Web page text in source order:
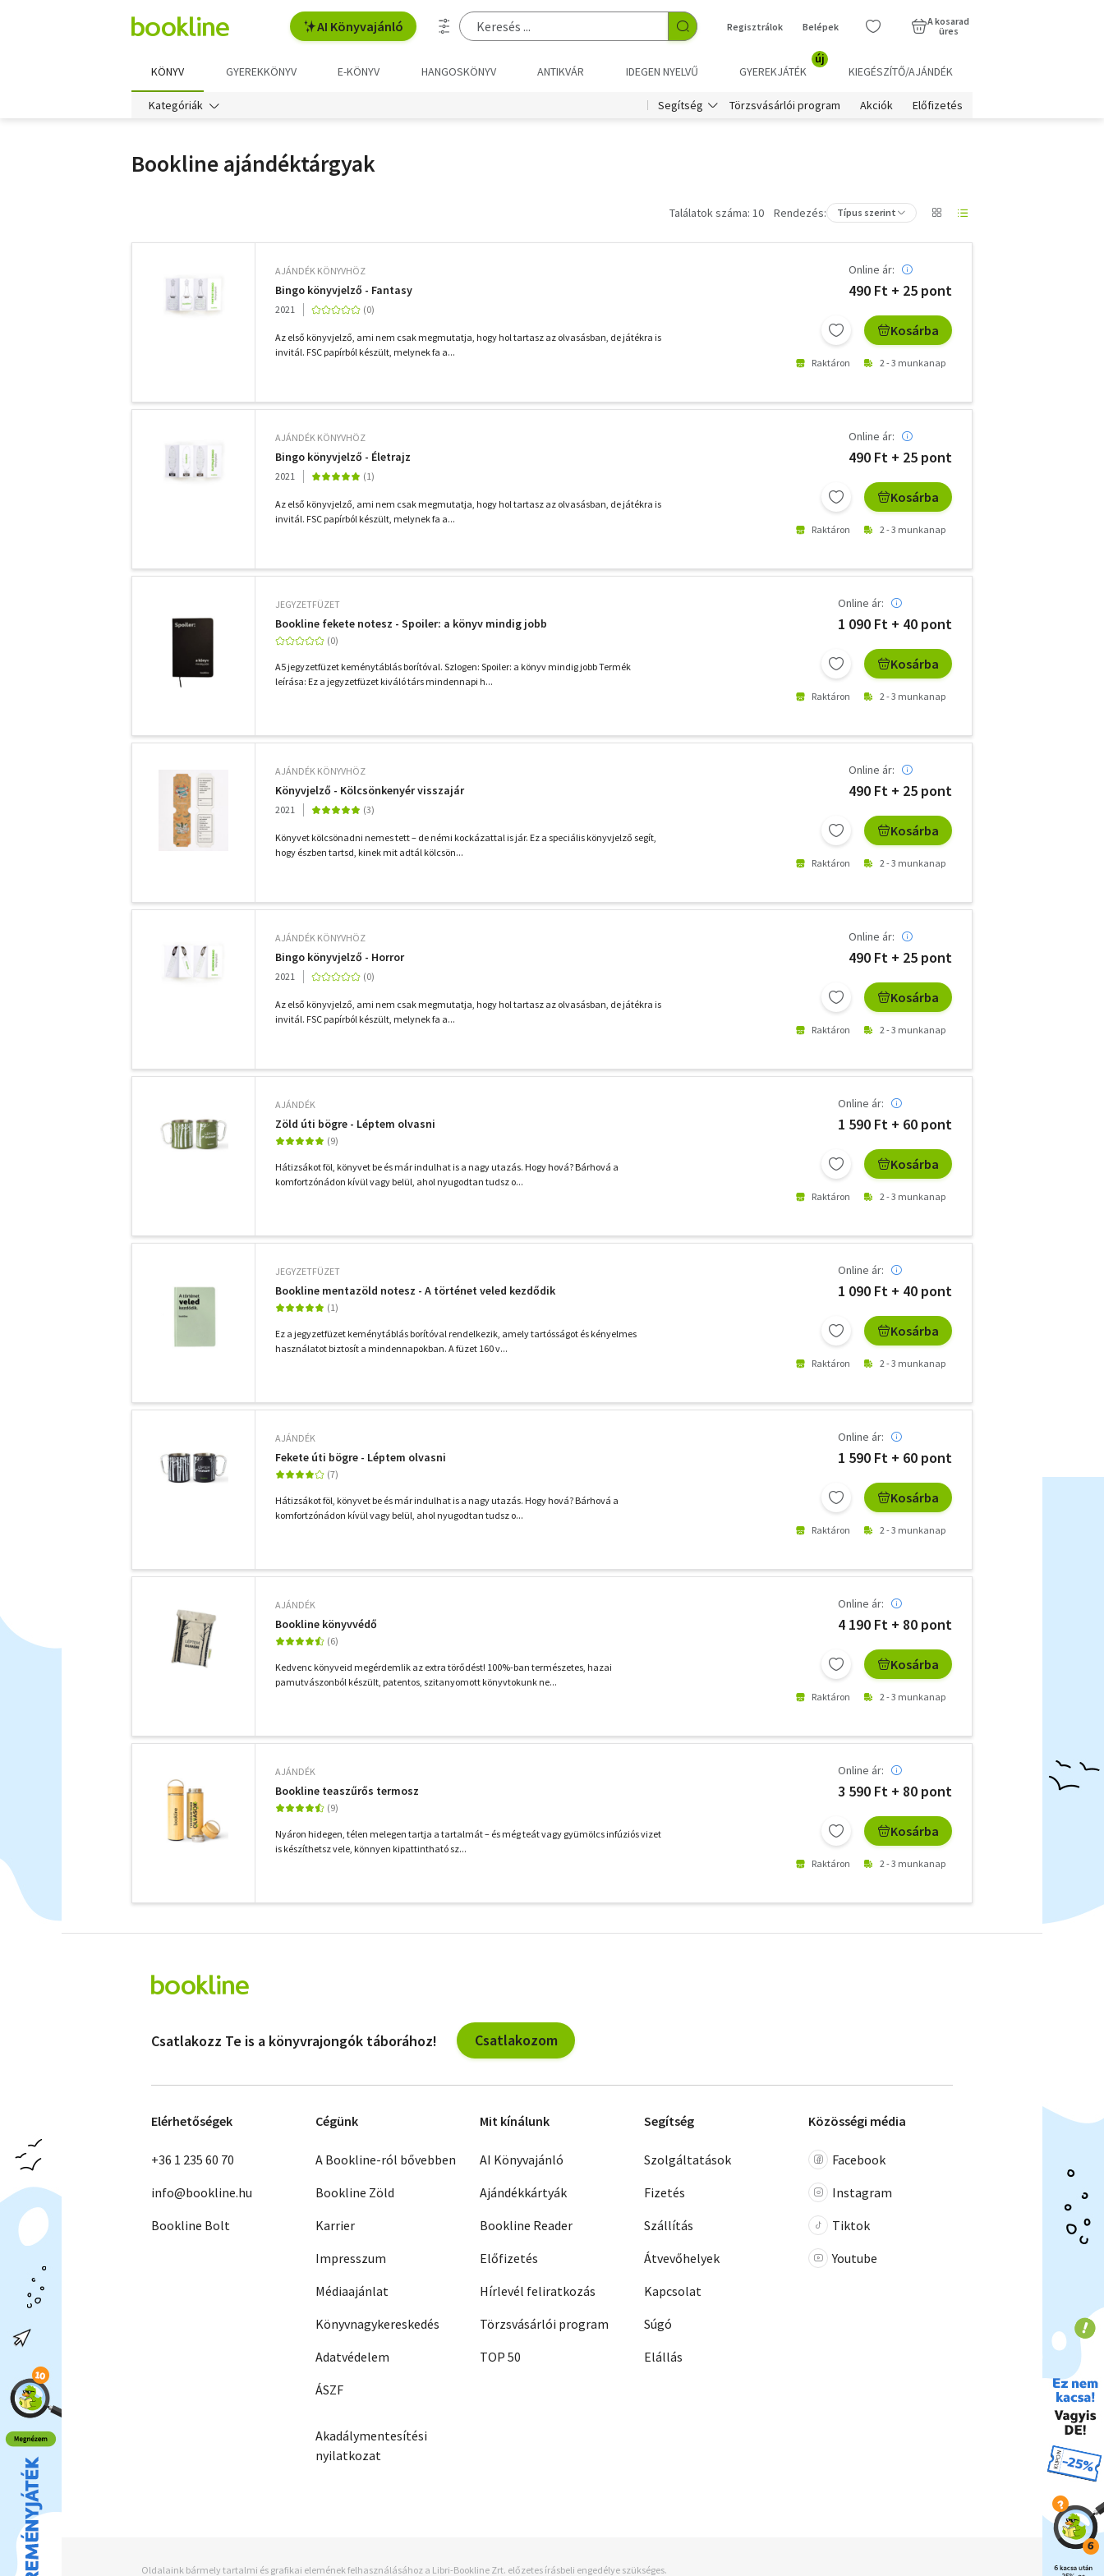
AI Könyvajánló Regisztrálok Belépek
A kosarad
üres
KÖNYV GYEREKKÖNYV E-KÖNYV HANGOSKÖNYV ANTIKVÁR IDEGEN NYELVŰ GYEREKJÁTÉK
új
KIEGÉSZÍTŐ/AJÁNDÉK
Kategóriák Segítség Törzsvásárlói program Akciók Előfizetés
Bookline ajándéktárgyak
Találatok száma: 10 Rendezés: Típus szerint
AJÁNDÉK KÖNYVHÖZ
Bingo könyvjelző - Fantasy
2021
Az első könyvjelző, ami nem csak megmutatja, hogy hol tartasz az olvasásban, de játékra is
invitál. FSC papírból készült, melynek fa a...
Online ár:
490 Ft + 25 pont
Kosárba
Raktáron 2 - 3 munkanap
AJÁNDÉK KÖNYVHÖZ
Bingo könyvjelző - Életrajz
2021
Az első könyvjelző, ami nem csak megmutatja, hogy hol tartasz az olvasásban, de játékra is
invitál. FSC papírból készült, melynek fa a...
Online ár:
490 Ft + 25 pont
Kosárba
Raktáron 2 - 3 munkanap
JEGYZETFÜZET
Bookline fekete notesz - Spoiler: a könyv mindig jobb
A5 jegyzetfüzet keménytáblás borítóval. Szlogen: Spoiler: a könyv mindig jobb Termék
leírása: Ez a jegyzetfüzet kiváló társ mindennapi h...
Online ár:
1 090 Ft + 40 pont
Kosárba
Raktáron 2 - 3 munkanap
AJÁNDÉK KÖNYVHÖZ
Könyvjelző - Kölcsönkenyér visszajár
2021
Könyvet kölcsönadni nemes tett – de némi kockázattal is jár. Ez a speciális könyvjelző segít,
hogy észben tartsd, kinek mit adtál kölcsön...
Online ár:
490 Ft + 25 pont
Kosárba
Raktáron 2 - 3 munkanap
AJÁNDÉK KÖNYVHÖZ
Bingo könyvjelző - Horror
2021
Az első könyvjelző, ami nem csak megmutatja, hogy hol tartasz az olvasásban, de játékra is
invitál. FSC papírból készült, melynek fa a...
Online ár:
490 Ft + 25 pont
Kosárba
Raktáron 2 - 3 munkanap
AJÁNDÉK
Zöld úti bögre - Léptem olvasni
Hátizsákot föl, könyvet be és már indulhat is a nagy utazás. Hogy hová? Bárhová a
komfortzónádon kívül vagy belül, ahol nyugodtan tudsz o...
Online ár:
1 590 Ft + 60 pont
Kosárba
Raktáron 2 - 3 munkanap
JEGYZETFÜZET
Bookline mentazöld notesz - A történet veled kezdődik
Ez a jegyzetfüzet keménytáblás borítóval rendelkezik, amely tartósságot és kényelmes
használatot biztosít a mindennapokban. A füzet 160 v...
Online ár:
1 090 Ft + 40 pont
Kosárba
Raktáron 2 - 3 munkanap
AJÁNDÉK
Fekete úti bögre - Léptem olvasni
Hátizsákot föl, könyvet be és már indulhat is a nagy utazás. Hogy hová? Bárhová a
komfortzónádon kívül vagy belül, ahol nyugodtan tudsz o...
Online ár:
1 590 Ft + 60 pont
Kosárba
Raktáron 2 - 3 munkanap
AJÁNDÉK
Bookline könyvvédő
Kedvenc könyveid megérdemlik az extra törődést! 100%-ban természetes, hazai
pamutvászonból készült, patentos, szitanyomott könyvtokunk ne...
Online ár:
4 190 Ft + 80 pont
Kosárba
Raktáron 2 - 3 munkanap
AJÁNDÉK
Bookline teaszűrős termosz
Nyáron hidegen, télen melegen tartja a tartalmát – és még teát vagy gyümölcs infúziós vizet
is készíthetsz vele, könnyen kipattintható sz...
Online ár:
3 590 Ft + 80 pont
Kosárba
Raktáron 2 - 3 munkanap
szűrők
Csatlakozz Te is a könyvrajongók táborához! Csatlakozom
Elérhetőségek
+36 1 235 60 70
info@bookline.hu
Bookline Bolt
Cégünk
A Bookline-ról bővebben
Bookline Zöld
Karrier
Impresszum
Médiaajánlat
Könyvnagykereskedés
Adatvédelem
ÁSZF
Akadálymentesítési
nyilatkozat
Mit kínálunk
AI Könyvajánló
Ajándékkártyák
Bookline Reader
Előfizetés
Hírlevél feliratkozás
Törzsvásárlói program
TOP 50
Segítség
Szolgáltatások
Fizetés
Szállítás
Átvevőhelyek
Kapcsolat
Súgó
Elállás
Közösségi média
Facebook
Instagram
Tiktok
Youtube
Oldalaink bármely tartalmi és grafikai elemének felhasználásához a Libri-Bookline Zrt. előzetes írásbeli engedélye szükséges.